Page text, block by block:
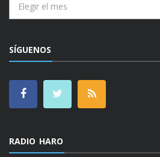
SÍGUENOS
RADIO HARO